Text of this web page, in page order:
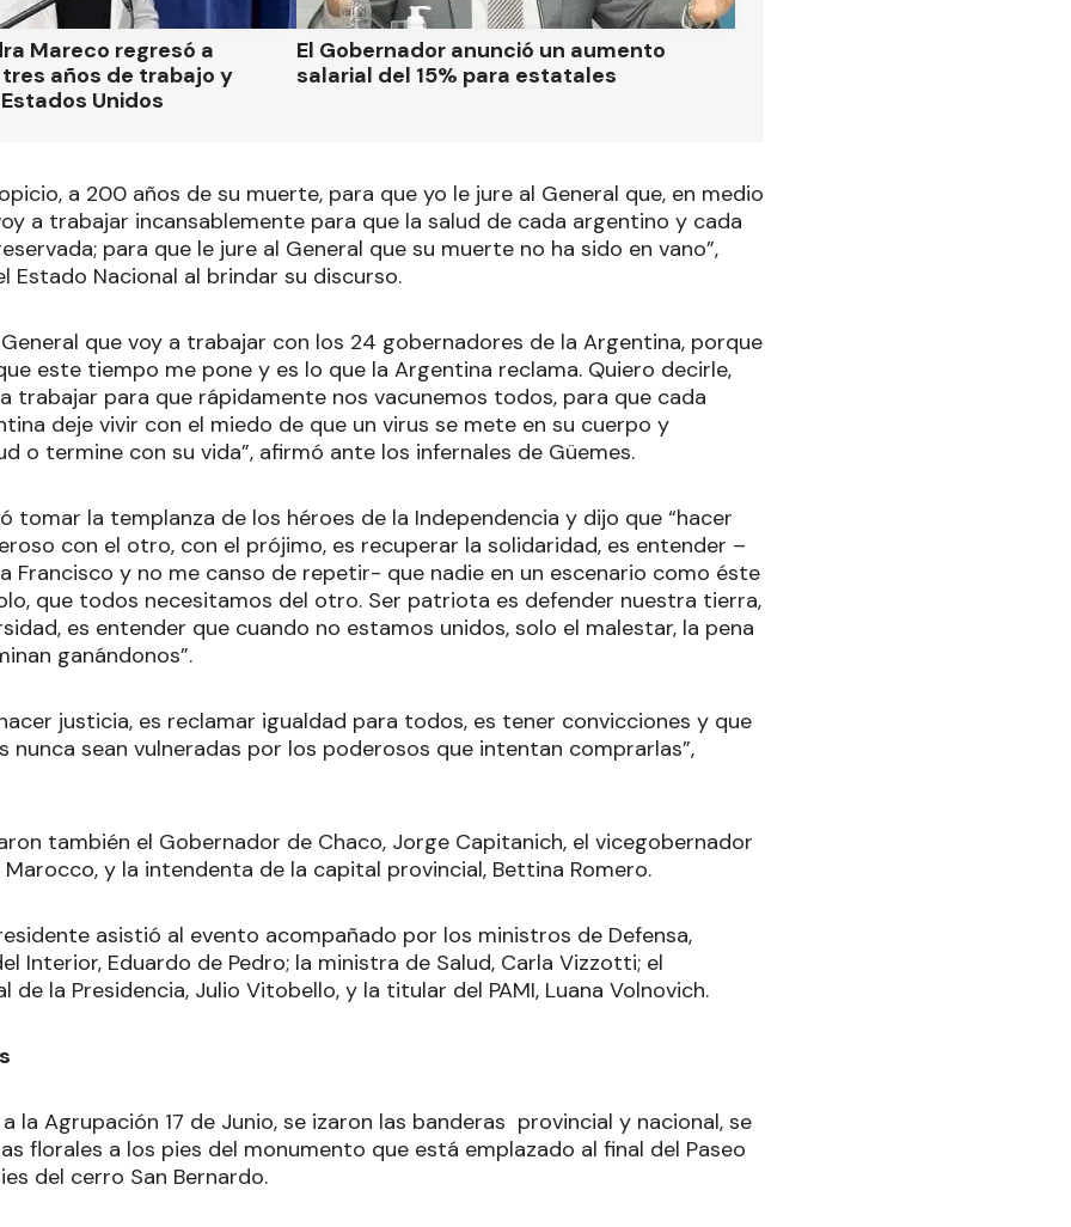
Mareco regresó a
años de trabajo y
Unidos
El Gobernador anunció un aumento
salarial del 15% para estatales
a 200 años de su muerte, para que yo le jure al General que, en medio
a trabajar incansablemente para que la salud de cada argentino y cada
para que le jure al General que su muerte no ha sido en vano”,
Estado Nacional al brindar su discurso.
que voy a trabajar con los 24 gobernadores de la Argentina, porque
este tiempo me pone y es lo que la Argentina reclama. Quiero decirle,
trabajar para que rápidamente nos vacunemos todos, para que cada
deje vivir con el miedo de que un virus se mete en su cuerpo y
o termine con su vida”, afirmó ante los infernales de Güemes.
tomar la templanza de los héroes de la Independencia y dijo que “hacer
con el otro, con el prójimo, es recuperar la solidaridad, es entender –
Francisco y no me canso de repetir- que nadie en un escenario como éste
que todos necesitamos del otro. Ser patriota es defender nuestra tierra,
es entender que cuando no estamos unidos, solo el malestar, la pena
ganándonos”.
justicia, es reclamar igualdad para todos, es tener convicciones y que
nunca sean vulneradas por los poderosos que intentan comprarlas”,
también el Gobernador de Chaco, Jorge Capitanich, el vicegobernador
y la intendenta de la capital provincial, Bettina Romero.
asistió al evento acompañado por los ministros de Defensa,
Interior, Eduardo de Pedro; la ministra de Salud, Carla Vizzotti; el
de la Presidencia, Julio Vitobello, y la titular del PAMI, Luana Volnovich.
la Agrupación 17 de Junio, se izaron las banderas provincial y nacional, se
florales a los pies del monumento que está emplazado al final del Paseo
del cerro San Bernardo.